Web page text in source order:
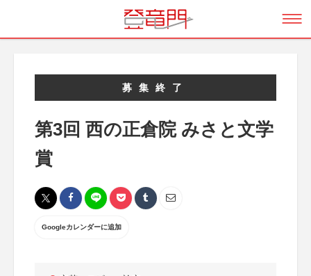
募集終了
第3回 西の正倉院 みさと文学
賞
Googleカレンダーに追加